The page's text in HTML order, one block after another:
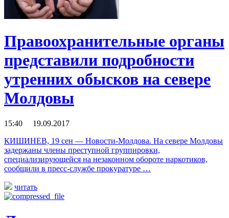
Правоохранительные органы
представили подробности
утренних обысков на севере
Молдовы
15:40 19.09.2017
КИШИНЕВ, 19 сен — Новости-Молдова. На севере Молдовы
задержаны члены преступной группировки,
специализирующейся на незаконном обороте наркотиков,
сообщили в пресс-службе прокуратуре …
читать